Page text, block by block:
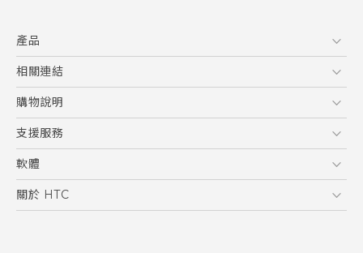
產品
5G
智慧型手機
配件
相關連結
HTC Research
購物說明
購物須知
訂單管理
付款方式
支援服務
到府收送維修服務
服務中心資訊
客戶服務佈告欄
軟體
應用程式
關於 HTC